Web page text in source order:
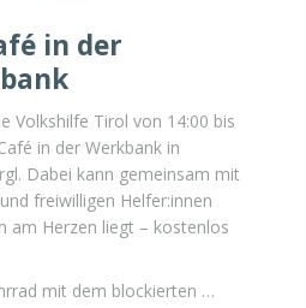
in der
Volkshilfe Tirol von 14:00 bis
in der Werkbank in
Dabei kann gemeinsam mit
freiwilligen Helfer:innen
am Herzen liegt – kostenlos
mit dem blockierten …